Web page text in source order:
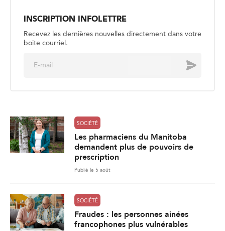
INSCRIPTION INFOLETTRE
Recevez les dernières nouvelles directement dans votre
boite courriel.
Envoyer
SOCIÉTÉ
Les pharmaciens du Manitoba
demandent plus de pouvoirs de
prescription
Publié le 5 août
SOCIÉTÉ
Fraudes : les personnes ainées
francophones plus vulnérables